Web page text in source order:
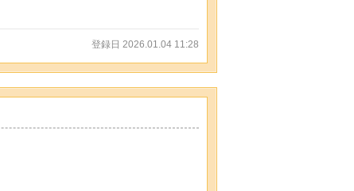
登録日 2026.01.04 11:28